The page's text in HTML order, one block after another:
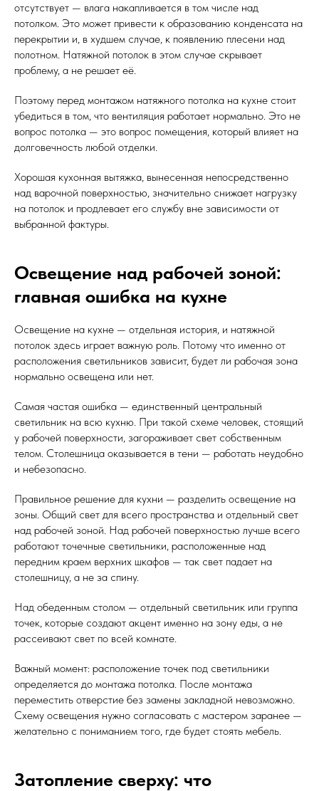
отсутствует — влага накапливается в том числе над
потолком. Это может привести к образованию конденсата на
перекрытии и, в худшем случае, к появлению плесени над
полотном. Натяжной потолок в этом случае скрывает
проблему, а не решает её.
Поэтому перед монтажом натяжного потолка на кухне стоит
убедиться в том, что вентиляция работает нормально. Это не
вопрос потолка — это вопрос помещения, который влияет на
долговечность любой отделки.
Хорошая кухонная вытяжка, вынесенная непосредственно
над варочной поверхностью, значительно снижает нагрузку
на потолок и продлевает его службу вне зависимости от
выбранной фактуры.
Освещение над рабочей зоной:
главная ошибка на кухне
Освещение на кухне — отдельная история, и натяжной
потолок здесь играет важную роль. Потому что именно от
расположения светильников зависит, будет ли рабочая зона
нормально освещена или нет.
Самая частая ошибка — единственный центральный
светильник на всю кухню. При такой схеме человек, стоящий
у рабочей поверхности, загораживает свет собственным
телом. Столешница оказывается в тени — работать неудобно
и небезопасно.
Правильное решение для кухни — разделить освещение на
зоны. Общий свет для всего пространства и отдельный свет
над рабочей зоной. Над рабочей поверхностью лучше всего
работают точечные светильники, расположенные над
передним краем верхних шкафов — так свет падает на
столешницу, а не за спину.
Над обеденным столом — отдельный светильник или группа
точек, которые создают акцент именно на зону еды, а не
рассеивают свет по всей комнате.
Важный момент: расположение точек под светильники
определяется до монтажа потолка. После монтажа
переместить отверстие без замены закладной невозможно.
Схему освещения нужно согласовать с мастером заранее —
желательно с пониманием того, где будет стоять мебель.
Затопление сверху: что